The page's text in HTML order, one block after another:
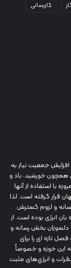
گازرسانی
افزایش جمعیت نیاز به
خورشید، باد و
با استفاده از آنها
قرار گرفته است. لذا
و لزوم گسترش
انرژی بوده است. از
دلسوزان بخش رسانه و
تازه ای را برای
به این حوزه و خصوصاً
و انرژي‌های مثبت